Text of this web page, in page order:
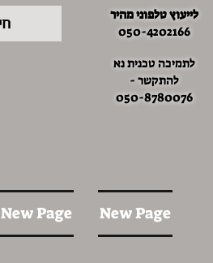
לייעוץ טלפוני מהיר
050-4202166
לתמיכה טכנית נא
להתקשר -
050-8780076
New Page
New Page